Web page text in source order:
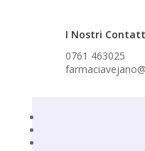
I Nostri
0761 463025